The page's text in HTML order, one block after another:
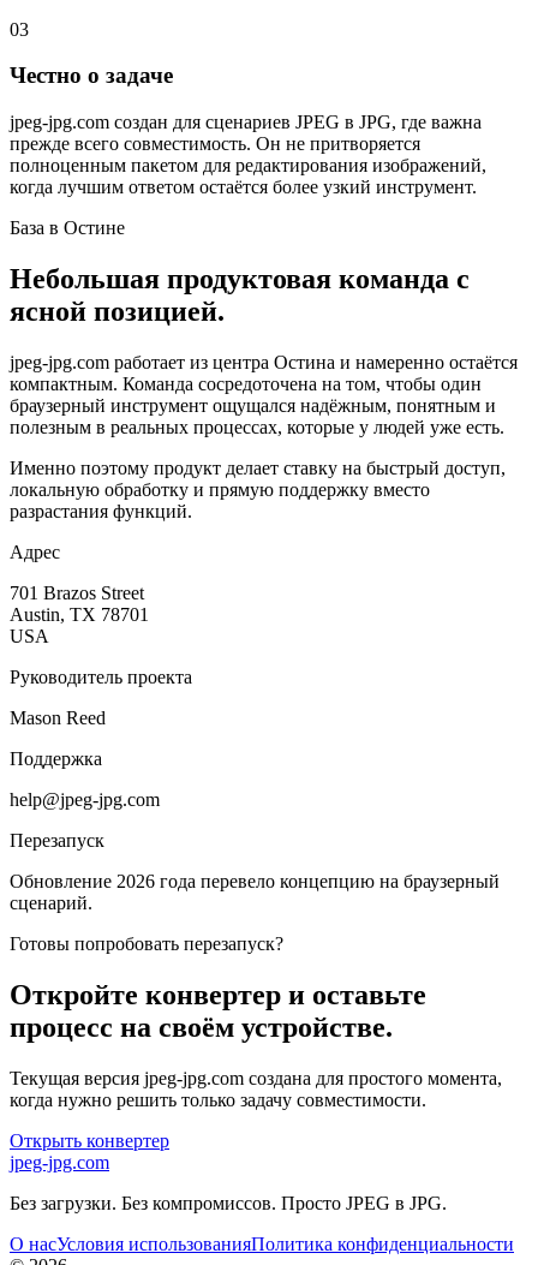
03
Честно о задаче
jpeg-jpg.com создан для сценариев JPEG в JPG, где важна
прежде всего совместимость. Он не притворяется
полноценным пакетом для редактирования изображений,
когда лучшим ответом остаётся более узкий инструмент.
База в Остине
Небольшая продуктовая команда с
ясной позицией.
jpeg-jpg.com работает из центра Остина и намеренно остаётся
компактным. Команда сосредоточена на том, чтобы один
браузерный инструмент ощущался надёжным, понятным и
полезным в реальных процессах, которые у людей уже есть.
Именно поэтому продукт делает ставку на быстрый доступ,
локальную обработку и прямую поддержку вместо
разрастания функций.
Адрес
701 Brazos Street
Austin, TX 78701
USA
Руководитель проекта
Mason Reed
Поддержка
help@jpeg-jpg.com
Перезапуск
Обновление 2026 года перевело концепцию на браузерный
сценарий.
Готовы попробовать перезапуск?
Откройте конвертер и оставьте
процесс на своём устройстве.
Текущая версия jpeg-jpg.com создана для простого момента,
когда нужно решить только задачу совместимости.
Открыть конвертер
jpeg-jpg.com
Без загрузки. Без компромиссов. Просто JPEG в JPG.
О насУсловия использованияПолитика конфиденциальности